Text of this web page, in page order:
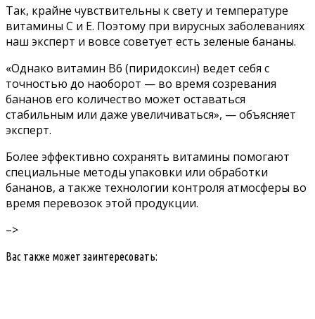
Так, крайне чувствительны к свету и температуре
витамины С и Е. Поэтому при вирусных заболеваниях
наш эксперт и вовсе советует есть зеленые бананы.
«Однако витамин B6 (пиридоксин) ведет себя с
точностью до наоборот — во время созревания
бананов его количество может оставаться
стабильным или даже увеличиваться», — объясняет
эксперт.
Более эффективно сохранять витамины помогают
специальные методы упаковки или обработки
бананов, а также технологии контроля атмосферы во
время перевозок этой продукции.
–>
Вас также может заинтересовать: